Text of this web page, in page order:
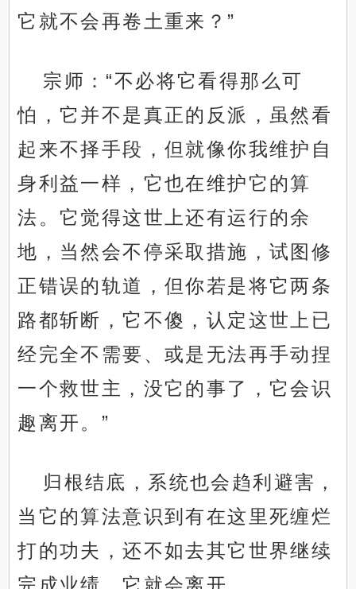
它就不会再卷土重来？”
宗师：“不必将它看得那么可
怕，它并不是真正的反派，虽然看
起来不择手段，但就像你我维护自
身利益一样，它也在维护它的算
法。它觉得这世上还有运行的余
地，当然会不停采取措施，试图修
正错误的轨道，但你若是将它两条
路都斩断，它不傻，认定这世上已
经完全不需要、或是无法再手动捏
一个救世主，没它的事了，它会识
趣离开。”
归根结底，系统也会趋利避害，
当它的算法意识到有在这里死缠烂
打的功夫，还不如去其它世界继续
完成业绩，它就会离开。